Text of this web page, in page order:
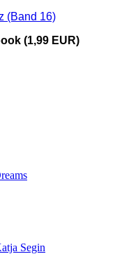
(Band 16)
(1,99 EUR)
Segin